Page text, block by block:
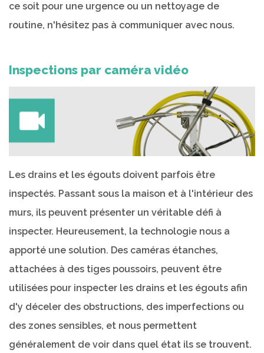
ce soit pour une urgence ou un nettoyage de
routine, n'hésitez pas à communiquer avec nous.
Inspections par caméra vidéo
Les drains et les égouts doivent parfois être
inspectés. Passant sous la maison et à l'intérieur des
murs, ils peuvent présenter un véritable défi à
inspecter. Heureusement, la technologie nous a
apporté une solution. Des caméras étanches,
attachées à des tiges poussoirs, peuvent être
utilisées pour inspecter les drains et les égouts afin
d'y déceler des obstructions, des imperfections ou
des zones sensibles, et nous permettent
généralement de voir dans quel état ils se trouvent.